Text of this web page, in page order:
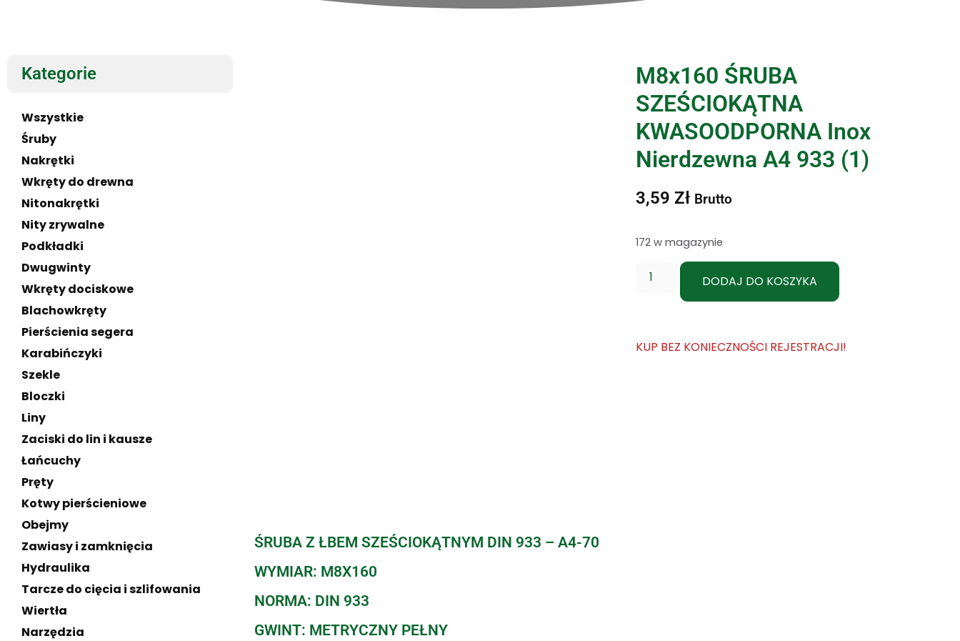
Kategorie
Wszystkie
Śruby
Nakrętki
Wkręty do drewna
Nitonakrętki
Nity zrywalne
Podkładki
Dwugwinty
Wkręty dociskowe
Blachowkręty
Pierścienia segera
Karabińczyki
Szekle
Bloczki
Liny
Zaciski do lin i kausze
Łańcuchy
Pręty
Kotwy pierścieniowe
Obejmy
Zawiasy i zamknięcia
Hydraulika
Tarcze do cięcia i szlifowania
Wiertła
Narzędzia
M8x160 ŚRUBA
SZEŚCIOKĄTNA
KWASOODPORNA Inox
Nierdzewna A4 933 (1)
3,59 Zł Brutto
172 w magazynie
DODAJ DO KOSZYKA
KUP BEZ KONIECZNOŚCI REJESTRACJI!
ŚRUBA Z ŁBEM SZEŚCIOKĄTNYM DIN 933 – A4-70
WYMIAR: M8X160
NORMA: DIN 933
GWINT: METRYCZNY PEŁNY